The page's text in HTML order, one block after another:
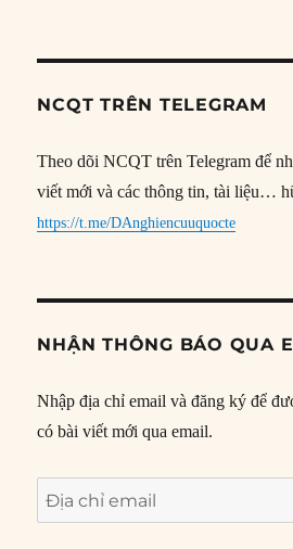
NCQT TRÊN TELEGRAM
Theo dõi NCQT trên Telegram để
viết mới và các thông tin, tài liệu…
https://t.me/DAnghiencuuquocte
NHẬN THÔNG BÁO QUA
Nhập địa chỉ email và đăng ký để
có bài viết mới qua email.
Địa
chỉ